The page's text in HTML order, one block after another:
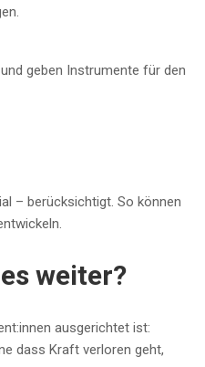
geben Instrumente für den
– berücksichtigt. So können
weiter?
ausgerichtet ist:
dass Kraft verloren geht,